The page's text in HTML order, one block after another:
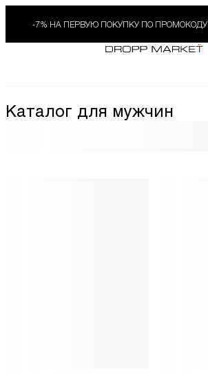
-7% НА ПЕРВУЮ ПОКУПКУ ПО ПРОМОКОДУ
Каталог для мужчин